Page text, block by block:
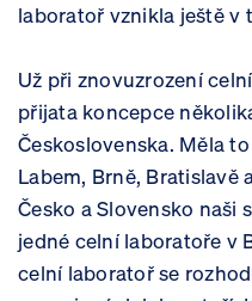
laboratoř vznikla ještě v
Už při znovuzrození
přijata koncepce
Československa. Měla
Labem, Brně, Bratislavě
Česko a Slovensko naši
jedné celní laboratoře v
celní laboratoř se